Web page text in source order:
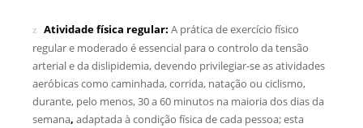
Atividade física regular: A prática de exercício físico
regular e moderado é essencial para o controlo da tensão
arterial e da dislipidemia, devendo privilegiar-se as atividades
aeróbicas como caminhada, corrida, natação ou ciclismo,
durante, pelo menos, 30 a 60 minutos na maioria dos dias da
semana, adaptada à condição física de cada pessoa; esta